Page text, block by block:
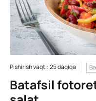
Pishirish vaqti: 25 daqiqa
Batafsil